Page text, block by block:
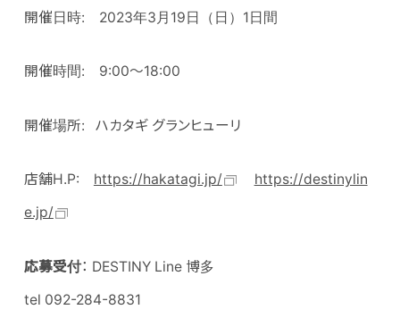
開催日時: 2023年3月19日（日）1日間
開催時間: 9:00～18:00
開催場所: ハカタギ グランヒューリ
店舗H.P: https://hakatagi.jp/
https://destinylin
e.jp/
応募受付： DESTINY Line 博多
tel 092-284-8831